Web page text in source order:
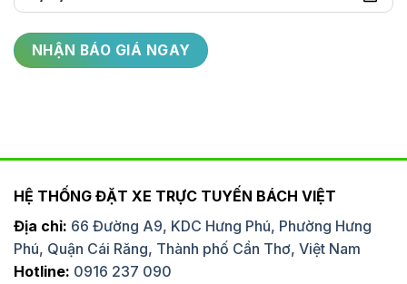
HỆ THỐNG ĐẶT XE TRỰC TUYẾN BÁCH VIỆT
Địa chỉ: 66 Đường A9, KDC Hưng Phú, Phường Hưng
Phú, Quận Cái Răng, Thành phố Cần Thơ, Việt Nam
Hotline: 0916 237 090